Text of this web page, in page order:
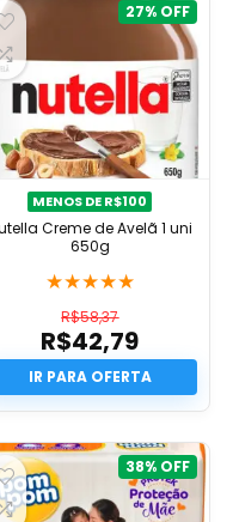
27%
MENOS DE R$100
Creme de Avelã 1 uni
650g
★★★★★
R$58,37
O
preço
original
era:
R$42,79
O
preço
atual
R$42,79.
38%